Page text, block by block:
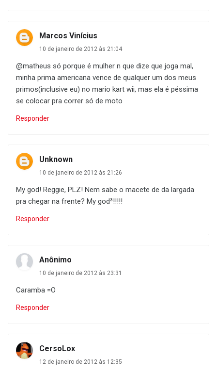
Marcos Vinícius
10 de janeiro de 2012 às 21:04
@matheus só porque é mulher n que dize que joga mal,
minha prima americana vence de qualquer um dos meus
primos(inclusive eu) no mario kart wii, mas ela é péssima
se colocar pra correr só de moto
Responder
Unknown
10 de janeiro de 2012 às 21:26
My god! Reggie, PLZ! Nem sabe o macete de da largada
pra chegar na frente? My god³!!!!!
Responder
Anônimo
10 de janeiro de 2012 às 23:31
Caramba =O
Responder
CersoLox
12 de janeiro de 2012 às 12:35